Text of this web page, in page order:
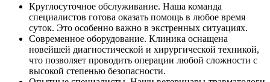
Круглосуточное обслуживание. Наша команда
специалистов готова оказать помощь в любое время
суток. Это особенно важно в экстренных ситуациях.
Современное оборудование. Клиника оснащена
новейшей диагностической и хирургической техникой,
что позволяет проводить операции любой сложности с
высокой степенью безопасности.